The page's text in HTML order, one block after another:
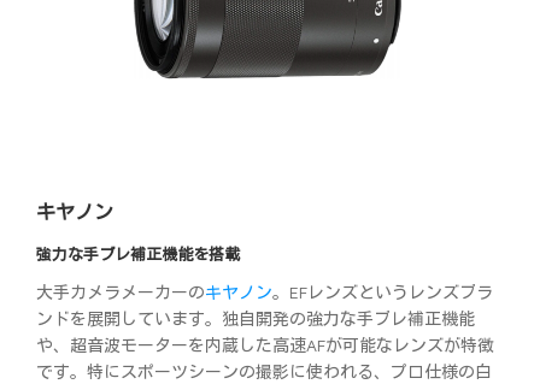
キヤノン
強力な手ブレ補正機能を搭載
大手カメラメーカーのキヤノン。EFレンズというレンズブラ
ンドを展開しています。独自開発の強力な手ブレ補正機能
や、超音波モーターを内蔵した高速AFが可能なレンズが特徴
です。特にスポーツシーンの撮影に使われる、プロ仕様の白